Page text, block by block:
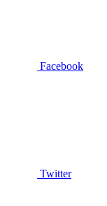
Facebook
Twitter